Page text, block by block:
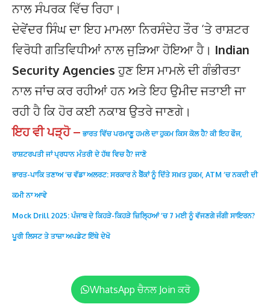
ਨਾਲ ਸੰਪਰਕ ਵਿੱਚ ਰਿਹਾ।
ਦੇਵੇਂਦਰ ਸਿੰਘ ਦਾ ਇਹ ਮਾਮਲਾ ਨਿਰਸੰਦੇਹ ਤੌਰ ‘ਤੇ ਰਾਸ਼ਟਰ
ਵਿਰੋਧੀ ਗਤਿਵਿਧੀਆਂ ਨਾਲ ਜੁੜਿਆ ਹੋਇਆ ਹੈ। Indian
Security Agenciesਹੁਣ ਇਸ ਮਾਮਲੇ ਦੀ ਗੰਭੀਰਤਾ
ਨਾਲ ਜਾਂਚ ਕਰ ਰਹੀਆਂ ਹਨ ਅਤੇ ਇਹ ਉਮੀਦ ਜਤਾਈ ਜਾ
ਰਹੀ ਹੈ ਕਿ ਹੋਰ ਕਈ ਨਕਾਬ ਉਤਰੇ ਜਾਣਗੇ।
ਇਹ ਵੀ ਪੜ੍ਹੋ – ਭਾਰਤ ਵਿੱਚ ਪਰਮਾਣੂ ਹਮਲੇ ਦਾ ਹੁਕਮ ਕਿਸ ਕੋਲ ਹੈ? ਕੀ ਇਹ ਫੌਜ,
ਰਾਸ਼ਟਰਪਤੀ ਜਾਂ ਪ੍ਰਧਾਨ ਮੰਤਰੀ ਦੇ ਹੱਥ ਵਿਚ ਹੈ? ਜਾਣੋ
ਭਾਰਤ-ਪਾਕਿ ਤਣਾਅ ‘ਚ ਵੱਡਾ ਅਲਰਟ: ਸਰਕਾਰ ਨੇ ਬੈਂਕਾਂ ਨੂੰ ਦਿੱਤੇ ਸਖ਼ਤ ਹੁਕਮ, ATM ‘ਚ ਨਕਦੀ ਦੀ
ਕਮੀ ਨਾ ਆਵੇ
Mock Drill 2025: ਪੰਜਾਬ ਦੇ ਕਿਹੜੇ-ਕਿਹੜੇ ਜ਼ਿਲ੍ਹਿਆਂ ‘ਚ 7 ਮਈ ਨੂੰ ਵੱਜਣਗੇ ਜੰਗੀ ਸਾਇਰਨ?
ਪੂਰੀ ਲਿਸਟ ਤੇ ਤਾਜ਼ਾ ਅਪਡੇਟ ਇੱਥੇ ਦੇਖੋ
WhatsApp ਚੈਨਲ Join ਕਰੋ